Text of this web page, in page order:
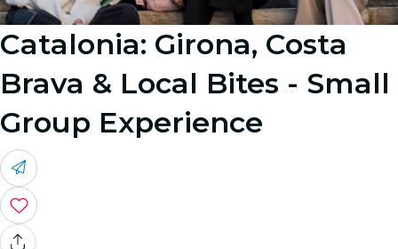
Catalonia: Girona, Costa
Brava & Local Bites - Small
Group Experience